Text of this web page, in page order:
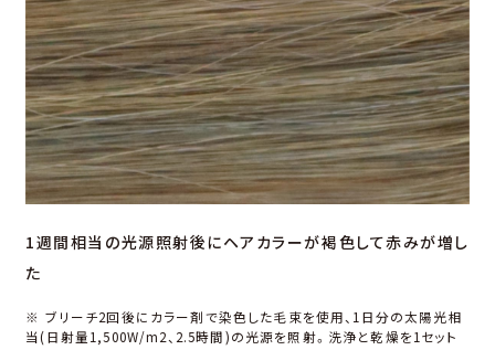
1週間相当の光源照射後にヘアカラーが褐色して赤みが増し
た
※ ブリーチ2回後にカラー剤で染⾊した⽑束を使⽤、1⽇分の太陽光相
当(⽇射量1,500W/m2、2.5時間)の光源を照射。洗浄と乾燥を1セット